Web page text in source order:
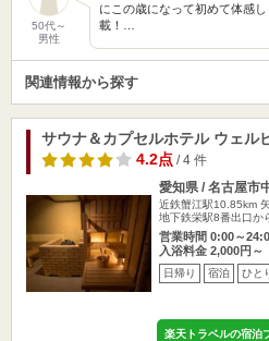
50代～
男性
にこの歳になって初めて体感
載！…
関連情報から探す
サウナ＆カプセルホテル ウェル
4.2点/ 4 件
愛知県 / 名古屋市
近鉄蟹江駅10.85km
地下鉄栄駅8番出口か
営業時間 0:00～
入浴料金 2,000円～
日帰り 宿泊 ひと
楽天トラベルの宿泊